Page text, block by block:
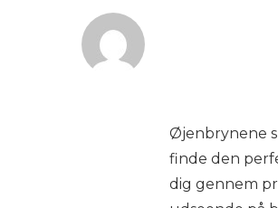
Øjenbrynene
finde den
dig gennem